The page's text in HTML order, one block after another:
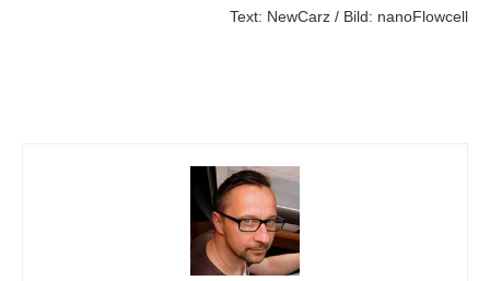
Text: NewCarz / Bild: nanoFlowcell